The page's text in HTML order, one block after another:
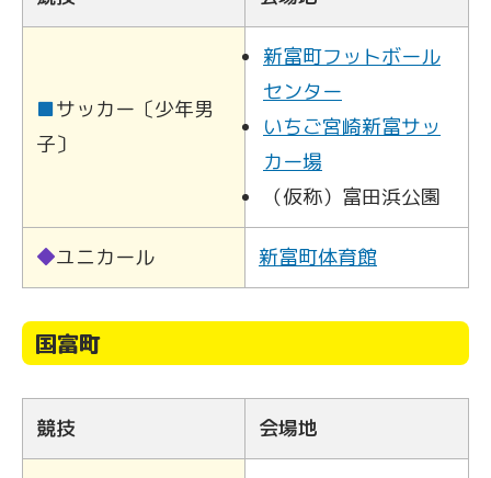
■サッカー〔少年男
子〕
新富町フットボール
センター
いちご宮崎新富サッ
カー場
（仮称）富田浜公園
◆ユニカール 新富町体育館
国富町
競技 会場地